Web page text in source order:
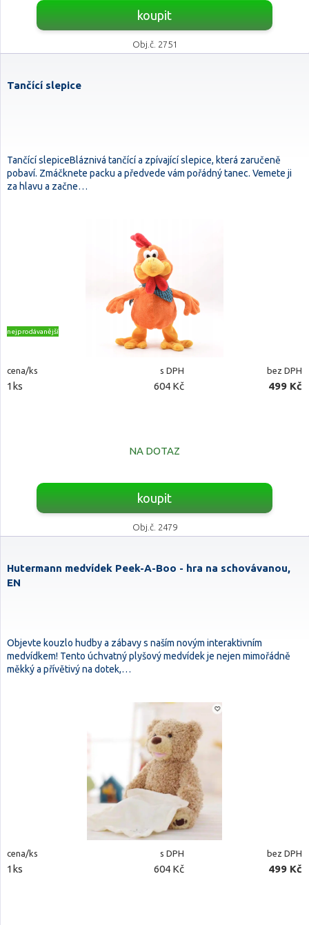
koupit
Obj.č. 2751
Tančící slepice
Tančící slepiceBláznivá tančící a zpívající slepice, která zaručeně
pobaví. Zmáčknete packu a předvede vám pořádný tanec. Vemete ji
za hlavu a začne…
nejprodávanější
cena/ks s DPH bez DPH
1ks 604 Kč 499 Kč
NA DOTAZ
koupit
Obj.č. 2479
Hutermann medvídek Peek-A-Boo - hra na schovávanou,
EN
Objevte kouzlo hudby a zábavy s naším novým interaktivním
medvídkem! Tento úchvatný plyšový medvídek je nejen mimořádně
měkký a přívětivý na dotek,…
cena/ks s DPH bez DPH
1ks 604 Kč 499 Kč